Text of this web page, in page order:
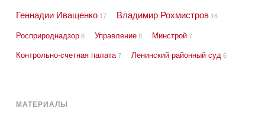
Геннадии Иващенко 17 Владимир Рохмистров 16
Росприроднадзор 8 Управление 8 Минстрой 7
Контрольно-счетная палата 7 Ленинский районный суд 6
МАТЕРИАЛЫ